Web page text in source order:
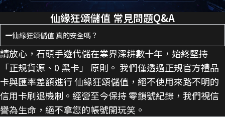
仙緣狂頌儲值 常見問題Q&A
仙緣狂頌儲值 真的安全嗎？
請放心，石頭手遊代儲在業界深耕數十年，始終堅持
「正規貨源、0 黑卡」 原則。 我們僅透過正規官方禮品
卡與匯率差額進行 仙緣狂頌儲值，絕不使用來路不明的
信用卡刷退機制。經營至今保持 零鎖號紀錄，我們視信
譽為生命，絕不拿您的帳號開玩笑。